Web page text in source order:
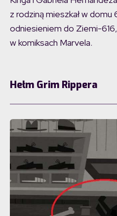
z rodziną mieszkał w domu
odniesieniem do Ziemi-
w komiksach Marvela.
Hełm Grim Rippera